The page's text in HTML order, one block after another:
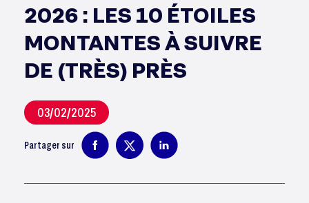
2026 : LES 10 ÉTOILES
MONTANTES À SUIVRE
DE (TRÈS) PRÈS
03/02/2025
Partager sur